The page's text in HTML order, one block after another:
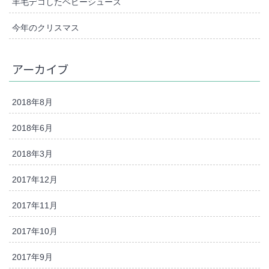
今年のクリスマス
アーカイブ
2018年8月
2018年6月
2018年3月
2017年12月
2017年11月
2017年10月
2017年9月